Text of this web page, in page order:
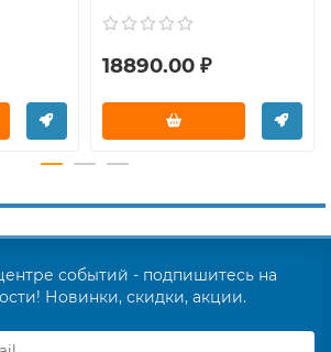
18890.00 ₽
событий - подпишитесь на
Новинки, скидки, акции.